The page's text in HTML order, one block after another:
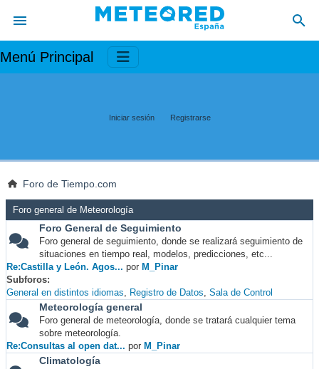
Menú Principal
Iniciar sesión Registrarse
Foro de Tiempo.com
Foro general de Meteorología
Foro General de Seguimiento
Foro general de seguimiento, donde se realizará seguimiento de
situaciones en tiempo real, modelos, predicciones, etc...
Re:Castilla y León. Agos... por M_Pinar
Subforos
General en distintos idiomas
Registro de Datos Sala de Control
Meteorología general
Foro general de meteorología, donde se tratará cualquier tema
sobre meteorología.
Re:Consultas al open dat... por M_Pinar
Climatología